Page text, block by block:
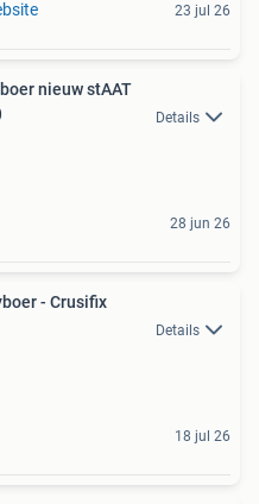
23 jul 26
nieuw stAAT
Details
28 jun 26
- Crusifix
Details
18 jul 26